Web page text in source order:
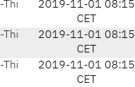
Thi
2019-11-01 08:15
CET
Thi
2019-11-01 08:15
CET
Thi
2019-11-01 08:15
CET